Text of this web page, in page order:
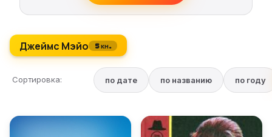
Джеймс Мэйо 5 кн.
Сортировка: по дате по названию по году